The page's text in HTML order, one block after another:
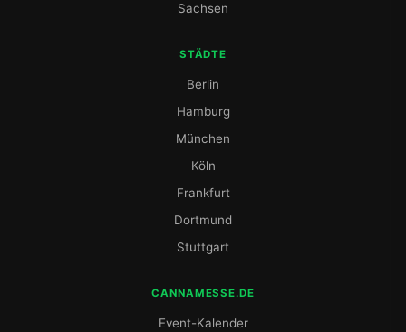
Sachsen
STÄDTE
Berlin
Hamburg
München
Köln
Frankfurt
Dortmund
Stuttgart
CANNAMESSE.DE
Event-Kalender